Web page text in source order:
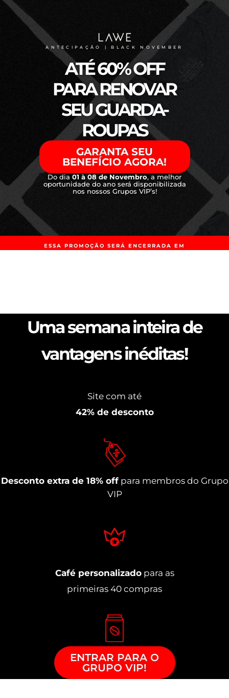
ANTECIPAÇÃO | BLACK NOVEMBER
ATÉ 60% OFF
PARA RENOVAR
SEU GUARDA-
ROUPAS
Do dia 01 à 08 de Novembro, a melhor
oportunidade do ano será disponibilizada
nos nossos Grupos VIP’s!
GARANTA SEU
BENEFÍCIO AGORA!
ESSA PROMOÇÃO SERÁ ENCERRADA EM
Uma semana inteira de
vantagens inéditas!
ENTRAR PARA O
GRUPO VIP!
Site com até
42% de desconto
Desconto extra de 18% offpara membros do Grupo
VIP
Café personalizadopara as
primeiras 40 compras